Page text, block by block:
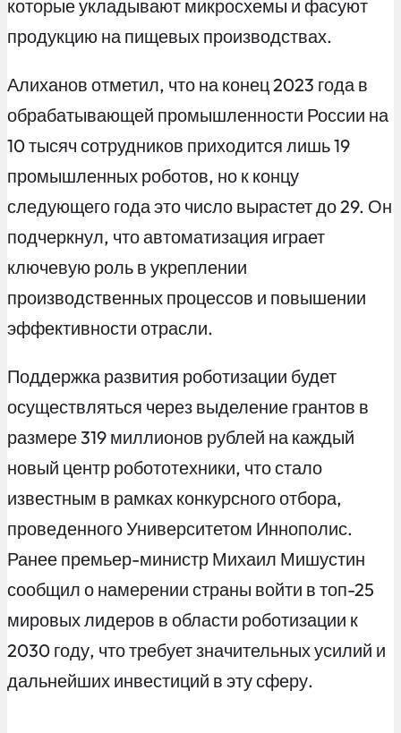
которые укладывают микросхемы и фасуют
продукцию на пищевых производствах.
Алиханов отметил, что на конец 2023 года в
обрабатывающей промышленности России на
10 тысяч сотрудников приходится лишь 19
промышленных роботов, но к концу
следующего года это число вырастет до 29. Он
подчеркнул, что автоматизация играет
ключевую роль в укреплении
производственных процессов и повышении
эффективности отрасли.
Поддержка развития роботизации будет
осуществляться через выделение грантов в
размере 319 миллионов рублей на каждый
новый центр робототехники, что стало
известным в рамках конкурсного отбора,
проведенного Университетом Иннополис.
Ранее премьер-министр Михаил Мишустин
сообщил о намерении страны войти в топ-25
мировых лидеров в области роботизации к
2030 году, что требует значительных усилий и
дальнейших инвестиций в эту сферу.